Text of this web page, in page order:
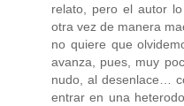
relato, pero el autor
otra vez de manera
no quiere que
avanza, pues, muy
nudo, al desenlace…
entrar en una